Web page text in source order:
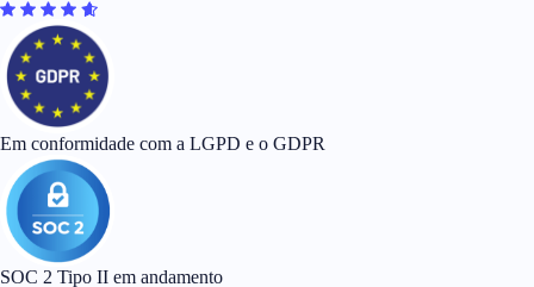
Em conformidade com a LGPD e o GDPR
SOC 2 Tipo II em andamento